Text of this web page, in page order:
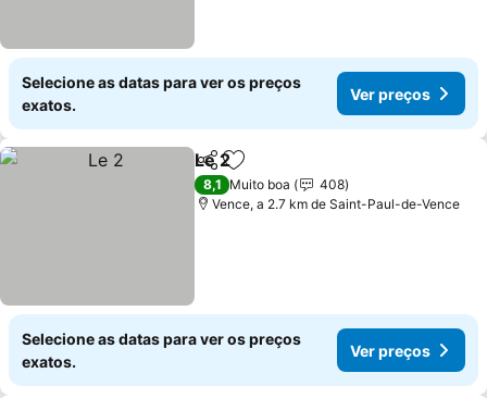
Selecione as datas para ver os preços
exatos.
Ver preços
PartilharAdicionar aos favoritos
Le 2
8,1 Muito boa
408
Vence, a 2.7 km de Saint-Paul-de-Vence
Selecione as datas para ver os preços
exatos.
Ver preços